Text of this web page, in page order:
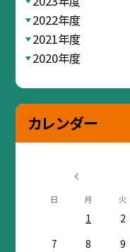
2022年度
2021年度
2020年度
カレンダー
日 月 火
1 2
7
8 9